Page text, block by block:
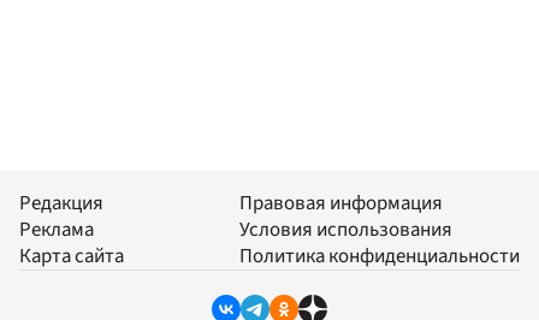
Редакция
Реклама
Карта сайта
Правовая информация
Условия использования
Политика конфиденциальности